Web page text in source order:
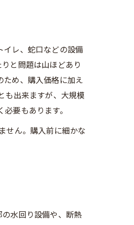
イレ、蛇口などの設備
と問題は山ほどあり
ため、購入価格に加え
も出来ますが、大規模
要もあります。
せん。購入前に細かな
水回り設備や、断熱